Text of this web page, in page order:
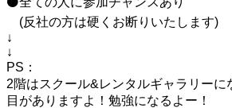
(反社の方は硬くお断りいたします)
↓
↓
PS：
2階はスクール&レンタルギャラリーに
目がありますよ！勉強になるよー！